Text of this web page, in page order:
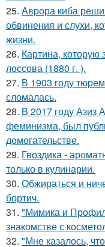
25. Аврора киба
обвинения и слухи,
жизни.
26. Картина, которую
лоссова (1880 г. ).
27. В 1903 году
сломалась.
28. В 2017 году Азиз
феминизма, был
домогательстве.
29. Гвоздика -
только в кулинарии.
30. Обжираться и
бортич.
31. "Мимика и
знакомстве с
32. "Мне казалось,